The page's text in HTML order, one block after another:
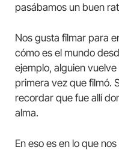
pasábamos un buen
Nos gusta filmar para
cómo es el mundo
ejemplo, alguien
primera vez que filmó.
recordar que fue allí
alma.
En eso es en lo que